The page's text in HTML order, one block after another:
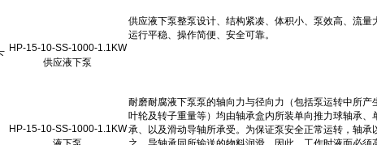
HP-15-10-SS-1000-1.1KW
供应液下泵
HP-15-10-SS-1000-1.1KW